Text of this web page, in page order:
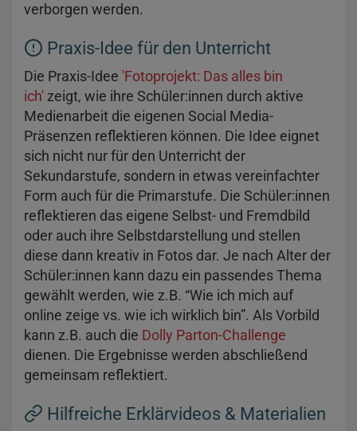
verborgen werden.
Praxis-Idee für den Unterricht
Die Praxis-Idee 'Fotoprojekt: Das alles bin
ich' zeigt, wie ihre Schüler:innen durch aktive
Medienarbeit die eigenen Social Media-
Präsenzen reflektieren können. Die Idee eignet
sich nicht nur für den Unterricht der
Sekundarstufe, sondern in etwas vereinfachter
Form auch für die Primarstufe. Die Schüler:innen
reflektieren das eigene Selbst- und Fremdbild
oder auch ihre Selbstdarstellung und stellen
diese dann kreativ in Fotos dar. Je nach Alter der
Schüler:innen kann dazu ein passendes Thema
gewählt werden, wie z.B. “Wie ich mich auf
online zeige vs. wie ich wirklich bin”. Als Vorbild
kann z.B. auch die Dolly Parton-Challenge
dienen. Die Ergebnisse werden abschließend
gemeinsam reflektiert.
Hilfreiche Erklärvideos & Materialien